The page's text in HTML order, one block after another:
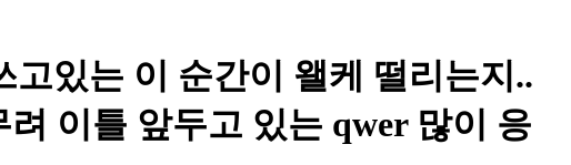
있는 이 순간이 왤케 떨리는지..
이틀 앞두고 있는 qwer 많이 응